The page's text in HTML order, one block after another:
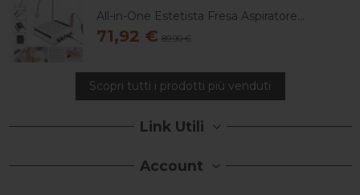
All-in-One Estetista Fresa Aspiratore...
71,92 € 89,90 €
Scopri tutti i prodotti più venduti
Link Utili
Account